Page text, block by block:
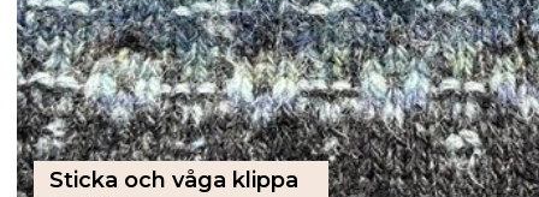
Sticka och våga klippa